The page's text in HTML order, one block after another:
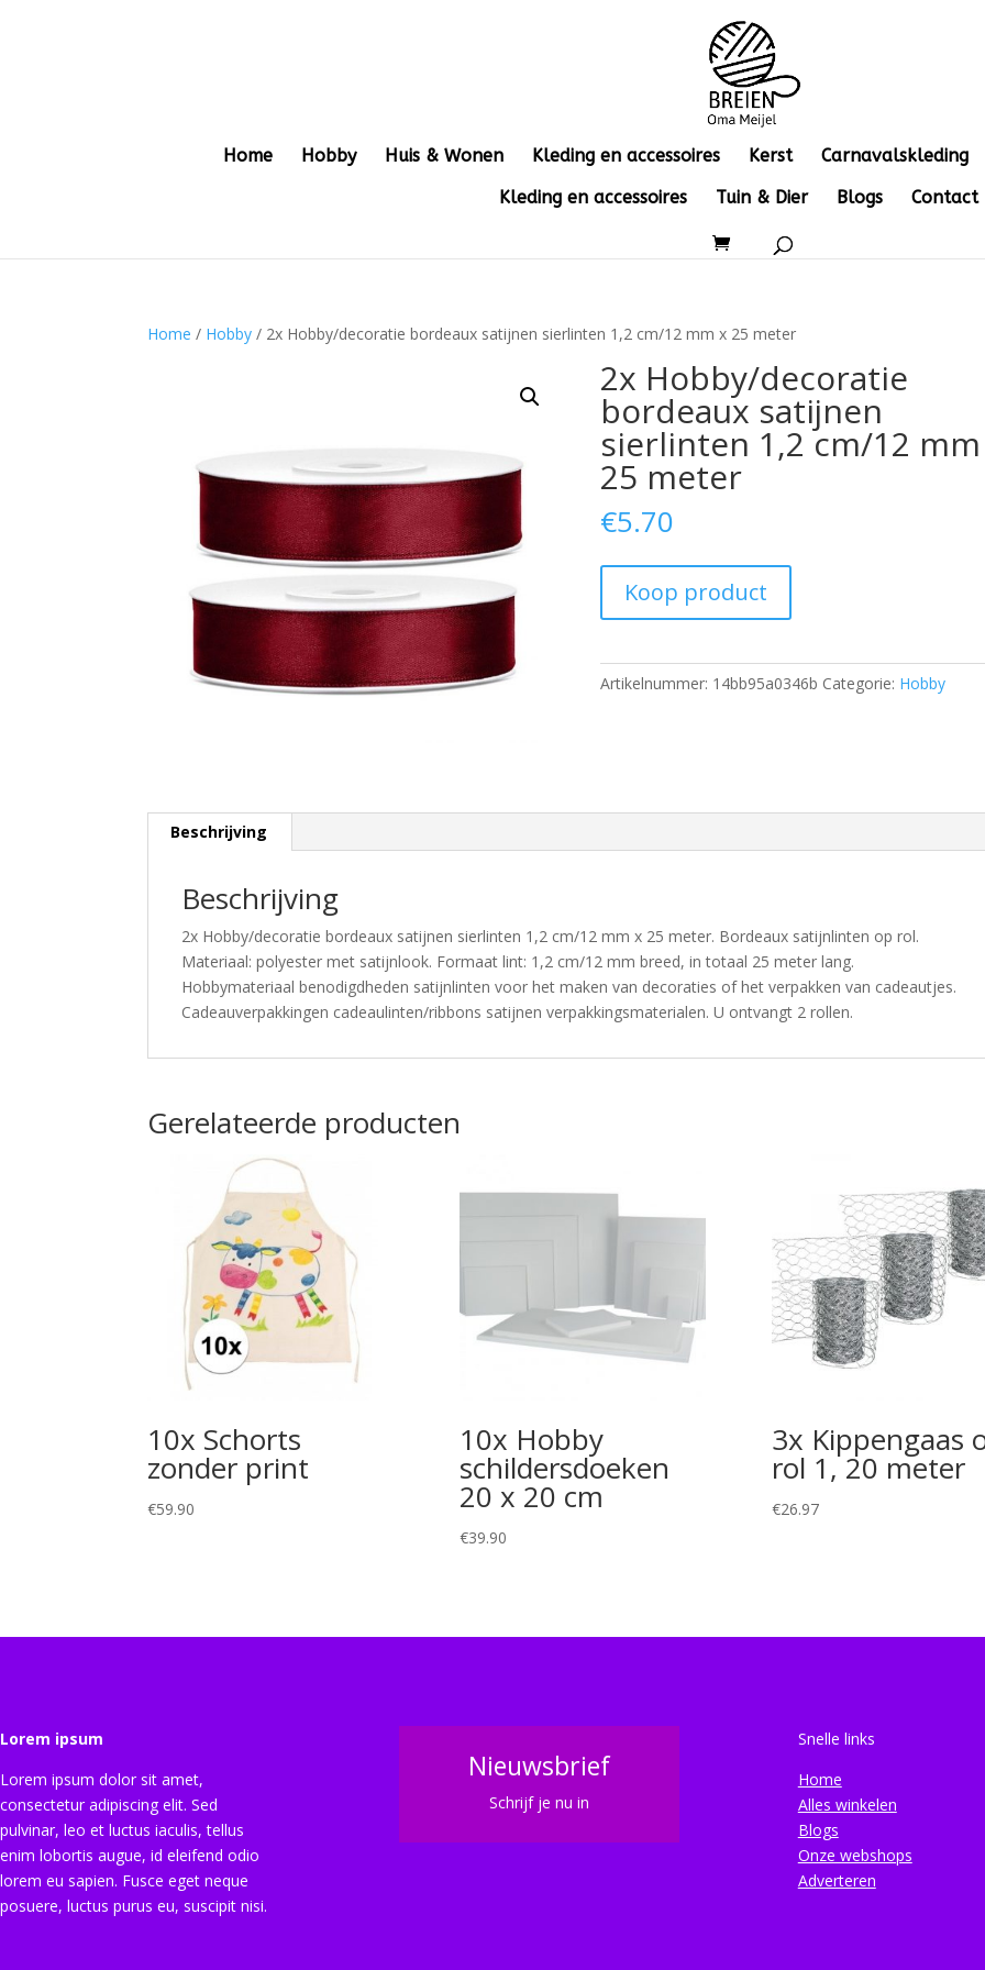
Home Hobby Huis & Wonen Kleding en accessoires Kerst
Carnavalskleding
Kleding en accessoires
Tuin & Dier Blogs Contact
Home / Hobby / 2x Hobby/decoratie bordeaux satijnen sierlinten 1,2 cm/12 mm x 25 meter
2x Hobby/decoratie
bordeaux satijnen
sierlinten 1,2 cm/12
25 meter
€5.70
Koop product
Artikelnummer: 14bb95a0346b Categorie: Hobby
Beschrijving
Beschrijving
2x Hobby/decoratie bordeaux satijnen sierlinten 1,2 cm/12 mm x 25 meter. Bordeaux satijnlinten op rol.
Materiaal: polyester met satijnlook. Formaat lint: 1,2 cm/12 mm breed, in totaal 25 meter lang.
Hobbymateriaal benodigdheden satijnlinten voor het maken van decoraties of het verpakken van cadeautjes.
Cadeauverpakkingen cadeaulinten/ribbons satijnen verpakkingsmaterialen. U ontvangt 2 rollen.
Gerelateerde producten
10x Schorts
zonder print
€59.90
10x Hobby
schildersdoeken
20 x 20 cm
€39.90
3x Kippengaas
rol 1, 20 meter
€26.97
Lorem ipsum
Lorem ipsum dolor sit amet,
consectetur adipiscing elit. Sed
pulvinar, leo et luctus iaculis, tellus
enim lobortis augue, id eleifend odio
lorem eu sapien. Fusce eget neque
posuere, luctus purus eu, suscipit nisi.
Nieuwsbrief
Schrijf je nu in
Snelle links
Home
Alles winkelen
Blogs
Onze webshops
Adverteren